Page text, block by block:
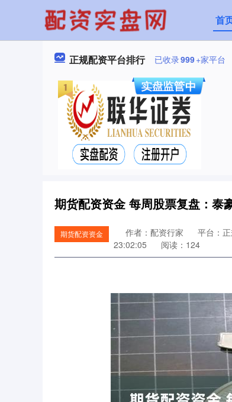
首
正规配资平台排行 已收录999+家平台
期货配资资金 每周股票复盘：泰
期货配资资金 作者：配资行家 平台：
23:02:05
阅读：124